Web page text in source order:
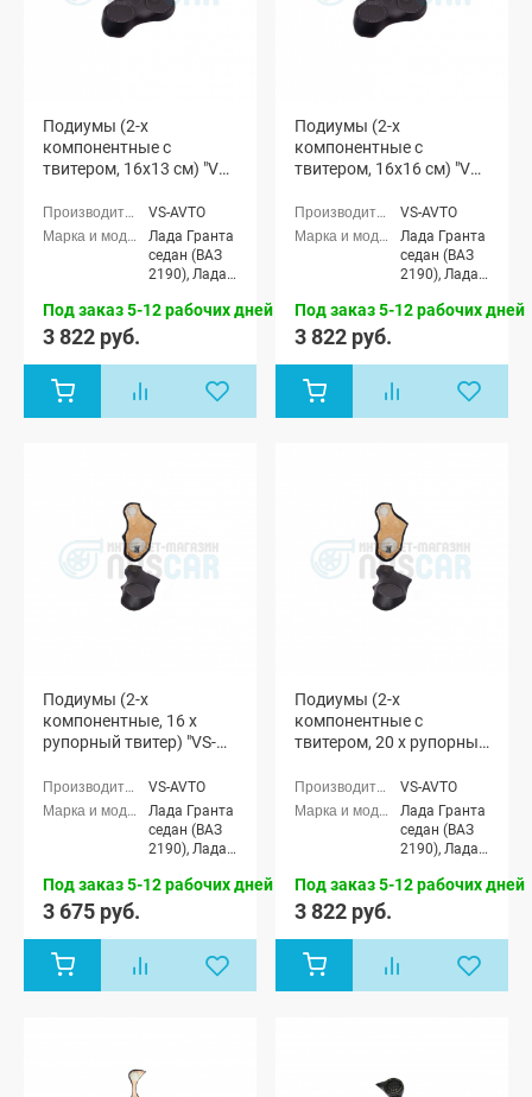
Подиумы (2-х
компонентные с
твитером, 16x13 см) "VS-
VS-AVTO
Лада Гранта
седан (ВАЗ
2190), Лада
Спорт седан
лифтбек
(ВАЗ 2191)
Под заказ 5-12 рабочих дней
3 822 руб.
Подиумы (2-х
компонентные с
твитером, 16x16 см) "VS-
VS-AVTO
Лада Гранта
седан (ВАЗ
2190), Лада
Спорт седан
лифтбек
(ВАЗ 2191)
Под заказ 5-12 рабочих дней
3 822 руб.
Подиумы (2-х
компонентные, 16 x
рупорный твитер) "VS-
1)
VS-AVTO
Лада Гранта
седан (ВАЗ
2190), Лада
Спорт седан
лифтбек
(ВАЗ 2191)
Под заказ 5-12 рабочих дней
3 675 руб.
Подиумы (2-х
компонентные с
твитером, 20 x рупорный
Гранта (мод. 1)VS-AVTO
Лада Гранта
седан (ВАЗ
2190), Лада
Спорт седан
лифтбек
(ВАЗ 2191)
Под заказ 5-12 рабочих дней
3 822 руб.